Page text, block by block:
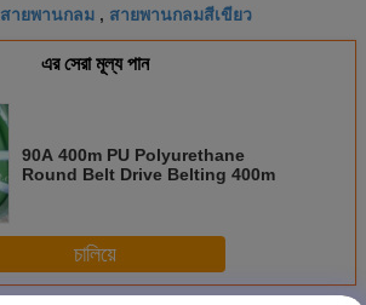
สายพานกลม , สายพานกลมสีเขียว
এর সেরা মূল্য পান
90A 400m PU Polyurethane
Round Belt Drive Belting 400m
চালিয়ে